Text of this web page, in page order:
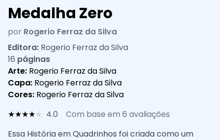
Medalha Zero
por Rogerio Ferraz da Silva
Editora: Rogerio Ferraz da Silva
16 páginas
Arte: Rogerio Ferraz da Silva
Capa: Rogerio Ferraz da Silva
Cores: Rogerio Ferraz da Silva
★★★★★ 4.0
Com base em 6 avaliações
Essa História em Quadrinhos foi criada como um